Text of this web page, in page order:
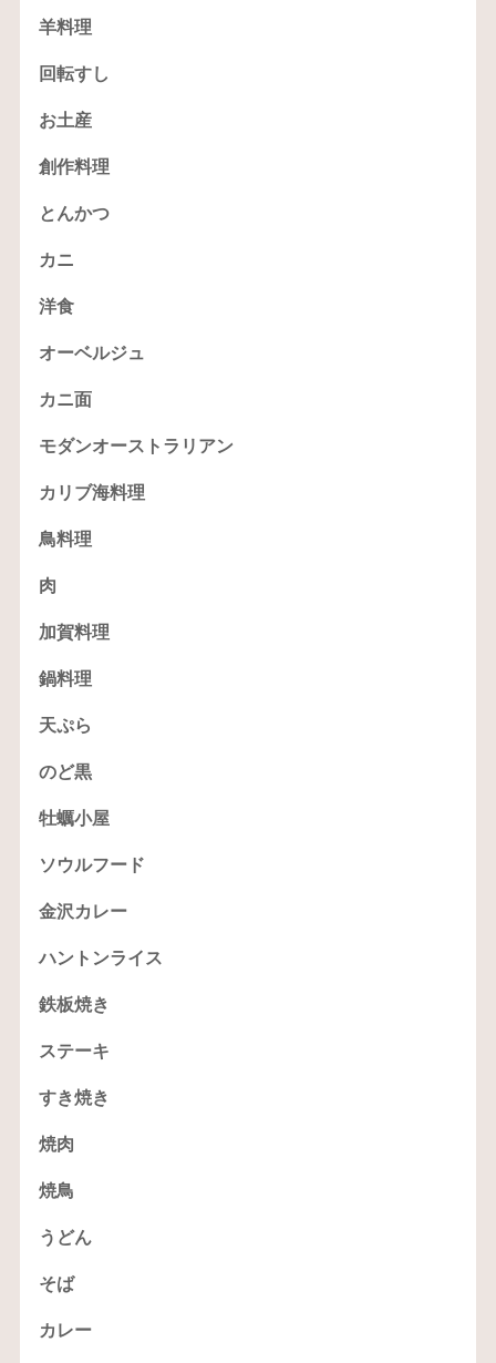
羊料理
回転すし
お土産
創作料理
とんかつ
カニ
洋食
オーベルジュ
カニ面
モダンオーストラリアン
カリブ海料理
鳥料理
肉
加賀料理
鍋料理
天ぷら
のど黒
牡蠣小屋
ソウルフード
金沢カレー
ハントンライス
鉄板焼き
ステーキ
すき焼き
焼肉
焼鳥
うどん
そば
カレー